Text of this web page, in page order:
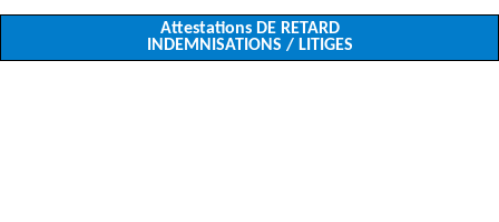
Attestations DE RETARD
INDEMNISATIONS / LITIGES